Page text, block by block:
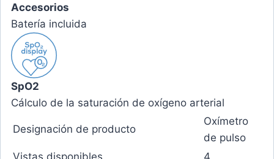
Accesorios
Batería incluida
SpO2
Cálculo de la saturación de oxígeno arterial
Designación de producto
Oxímetro
de pulso
Vistas disponibles
4